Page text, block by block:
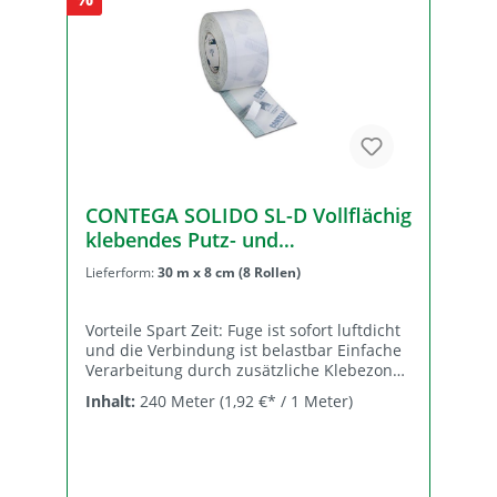
sorgt für eine schnelle und dauerhafte
Verbindung mit dem Untergrund. Die
verklebte Fuge ist sofort luftdicht und die
Verbindung belastbar. Das Vlies kann
gemäß Verarbeitungshinweisen einfach
überputzt werden.
CONTEGA SOLIDO SL-D Vollflächig
klebendes Putz- und
Fensteranschlussband für innen -
Lieferform:30 m x 8 cm (8 Rollen)
Vorteile Spart Zeit: Fuge ist sofort luftdicht
und die Verbindung ist belastbar Einfache
Verarbeitung durch zusätzliche Klebezone
auf der Vliesseite Kann direkt überputzt
werden: Definierter Übergang zwischen
Inhalt: 240 Meter (1,92 €* / 1 Meter)